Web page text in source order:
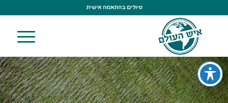
טיולים בהתאמה אישית